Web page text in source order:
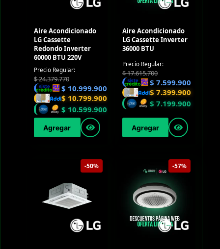
Aire Acondicionado
LG Cassette
Redondo Inverter
60000 BTU 220V
Precio Regular:
$24.379.770
$ 10.999.900
$ 10.799.900
$ 10.599.900
Agregar
Aire Acondicionado
LG Cassette Inverter
36000 BTU
Precio Regular:
$17.615.700
$ 7.599.900
$ 7.399.900
$ 7.199.900
Agregar
-50% -57%